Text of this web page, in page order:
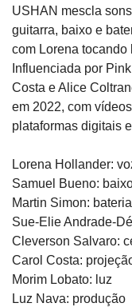
USHAN mescla
guitarra, baixo e
com Lorena tocando
Influenciada por
Costa e Alice
em 2022, com
plataformas digitais
Lorena Hollander:
Samuel Bueno:
Martin Simon: bateria
Sue-Elie Andrade-
Cleverson Salvaro:
Carol Costa:
Morim Lobato: luz
Luz Nava: produção